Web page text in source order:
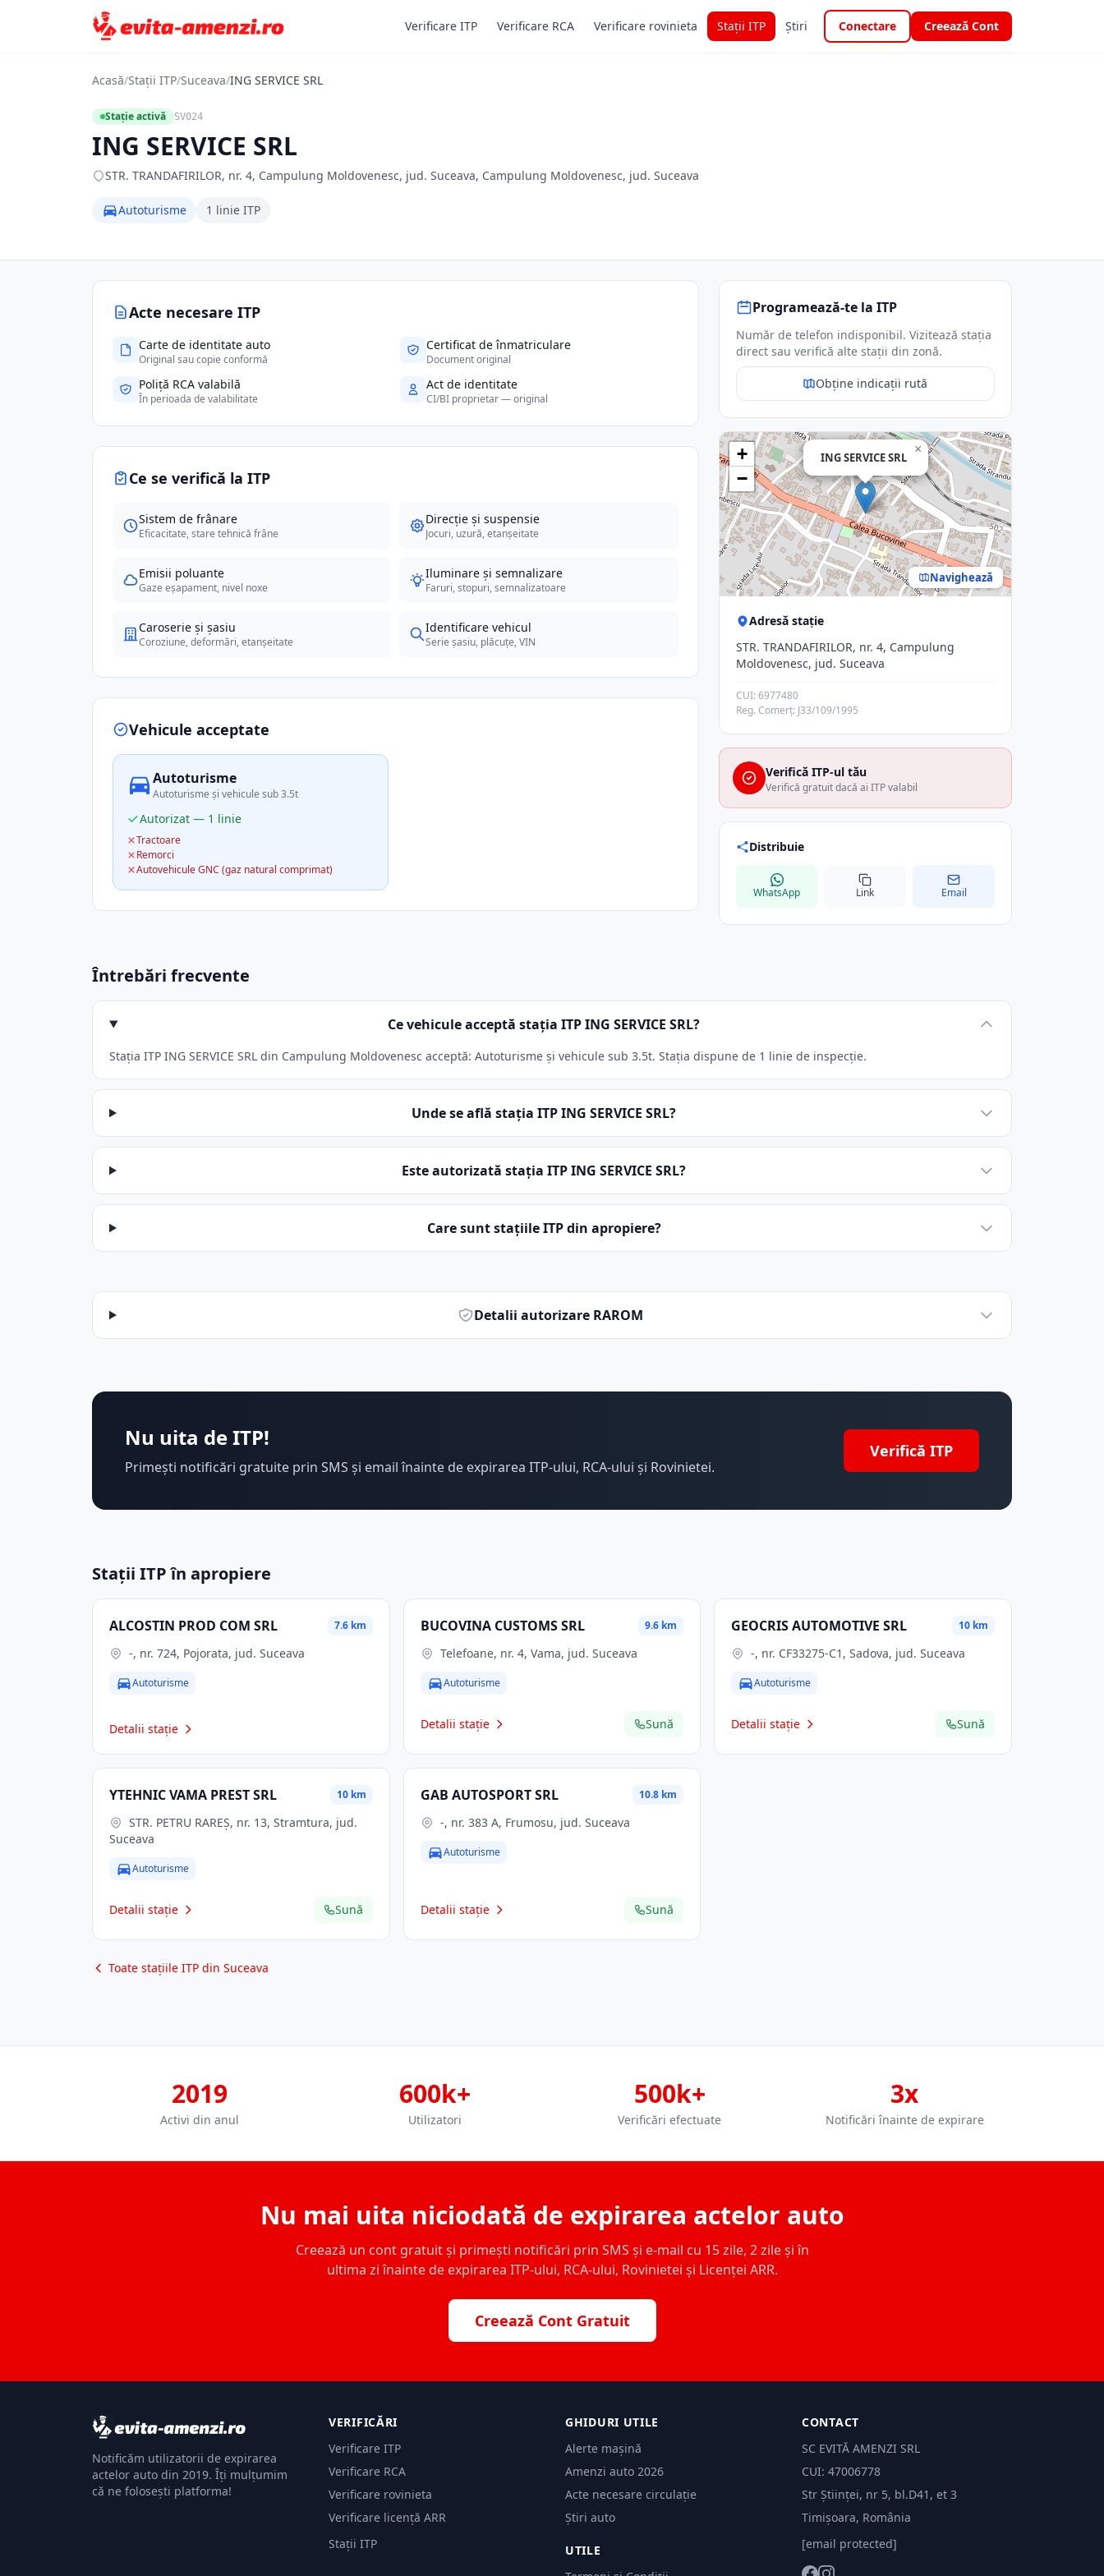
Verificare ITP Verificare RCA Verificare rovinieta Stații ITP Știri Conectare Creează Cont
Acasă/Stații ITP/Suceava/ING SERVICE SRL
Stație activă SV024
ING SERVICE SRL
STR. TRANDAFIRILOR, nr. 4, Campulung Moldovenesc, jud. Suceava, Campulung Moldovenesc, jud. Suceava
Autoturisme 1 linie ITP
Acte necesare ITP
Carte de identitate auto
Original sau copie conformă
Certificat de înmatriculare
Document original
Poliță RCA valabilă
În perioada de valabilitate
Act de identitate
CI/BI proprietar — original
Ce se verifică la ITP
Sistem de frânare
Eficacitate, stare tehnică frâne
Direcție și suspensie
Jocuri, uzură, etanșeitate
Emisii poluante
Gaze eșapament, nivel noxe
Iluminare și semnalizare
Faruri, stopuri, semnalizatoare
Caroserie și șasiu
Coroziune, deformări, etanșeitate
Identificare vehicul
Serie șasiu, plăcuțe, VIN
Vehicule acceptate
Autoturisme
Autoturisme și vehicule sub 3.5t
Autorizat — 1 linie
Tractoare
Remorci
Autovehicule GNC (gaz natural comprimat)
Programează-te la ITP
Număr de telefon indisponibil. Vizitează stația
direct sau verifică alte stații din zonă.
Obține indicații rută
ING SERVICE SRL
×
+
−
Navighează
Adresă stație
STR. TRANDAFIRILOR, nr. 4, Campulung
Moldovenesc, jud. Suceava
CUI: 6977480
Reg. Comerț: J33/109/1995
Verifică ITP-ul tău
Verifică gratuit dacă ai ITP valabil
Distribuie
WhatsApp Link Email
Întrebări frecvente
Ce vehicule acceptă stația ITP ING SERVICE SRL?
Stația ITP ING SERVICE SRL din Campulung Moldovenesc acceptă: Autoturisme și vehicule sub 3.5t. Stația dispune de 1 linie de inspecție.
Unde se află stația ITP ING SERVICE SRL?
Este autorizată stația ITP ING SERVICE SRL?
Care sunt stațiile ITP din apropiere?
Detalii autorizare RAROM
Nu uita de ITP!
Primești notificări gratuite prin SMS și email înainte de expirarea ITP-ului, RCA-ului și Rovinietei.
Verifică ITP
Stații ITP în apropiere
ALCOSTIN PROD COM SRL 7.6 km
-, nr. 724, Pojorata, jud. Suceava
Autoturisme
Detalii stație
BUCOVINA CUSTOMS SRL 9.6 km
Telefoane, nr. 4, Vama, jud. Suceava
Autoturisme
Detalii stație Sună
GEOCRIS AUTOMOTIVE SRL 10 km
-, nr. CF33275-C1, Sadova, jud. Suceava
Autoturisme
Detalii stație Sună
YTEHNIC VAMA PREST SRL 10 km
Suceava
Autoturisme
Detalii stație Sună
GAB AUTOSPORT SRL 10.8 km
-, nr. 383 A, Frumosu, jud. Suceava
Autoturisme
Detalii stație Sună
Toate stațiile ITP din Suceava
2019
Activi din anul
600k+
Utilizatori
500k+
Verificări efectuate
3x
Notificări înainte de expirare
Nu mai uita niciodată de expirarea actelor auto
Creează un cont gratuit și primești notificări prin SMS și e-mail cu 15 zile, 2 zile și în
ultima zi înainte de expirarea ITP-ului, RCA-ului, Rovinietei și Licenței ARR.
Creează Cont Gratuit
Notificăm utilizatorii de expirarea
actelor auto din 2019. Îți mulțumim
că ne folosești platforma!
VERIFICĂRI
Verificare ITP
Verificare RCA
Verificare rovinieta
Verificare licență ARR
Stații ITP
GHIDURI UTILE
Alerte mașină
Amenzi auto 2026
Acte necesare circulație
Știri auto
UTILE
CONTACT
SC EVITĂ AMENZI SRL
CUI: 47006778
Str Științei, nr 5, bl.D41, et 3
Timișoara, România
[email protected]